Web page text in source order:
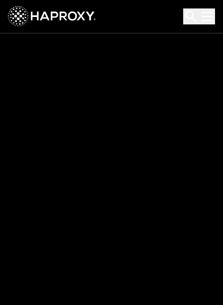
HAProxy Technologies
Search HAProxy Technologies